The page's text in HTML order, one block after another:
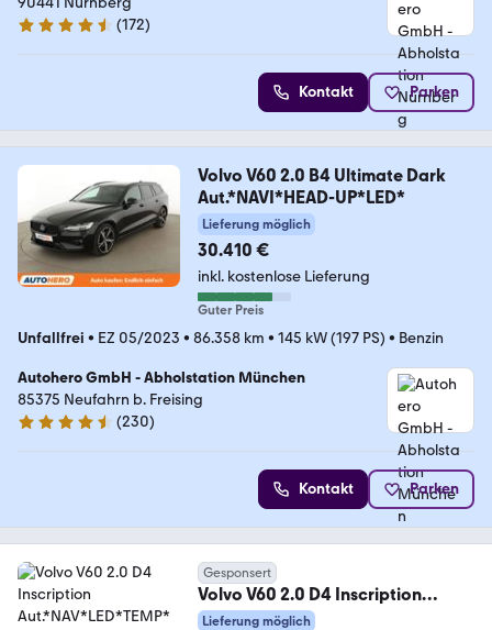
4.5 Sterne
(172)
Kontakt Parken
Volvo V60 2.0 B4 Ultimate Dark
Aut.*NAVI*HEAD-UP*LED*
Lieferung möglich
30.410 €
inkl. kostenlose Lieferung
Guter Preis
Unfallfrei • EZ 05/2023 • 86.358 km • 145 kW (197 PS) • Benzin
Autohero GmbH - Abholstation München
85375 Neufahrn b. Freising
4.4 Sterne
(230)
Kontakt Parken
Gesponsert
Volvo V60 2.0 D4 Inscription
Aut.*NAV*LED*TEMP*CAM*PDC
Lieferung möglich